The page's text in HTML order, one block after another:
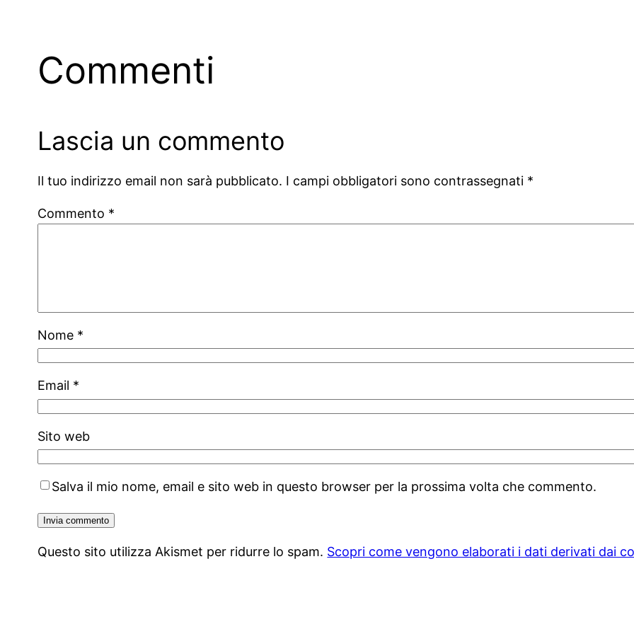
Commenti
Lascia un commento
Il tuo indirizzo email non sarà pubblicato. I campi obbligatori sono contrassegnati *
Commento *
Nome *
Email *
Sito web
Salva il mio nome, email e sito web in questo browser per la prossima volta che commento.
Questo sito utilizza Akismet per ridurre lo spam. Scopri come vengono elaborati i dati derivati dai